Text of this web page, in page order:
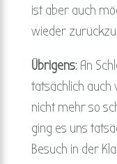
ist aber auch
wieder
Übrigens: An
tatsächlich auch
nicht mehr so
ging es uns
Besuch in der